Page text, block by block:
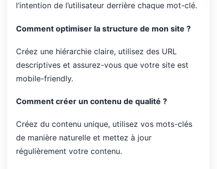
l’intention de l’utilisateur derrière chaque mot-clé.
Comment optimiser la structure de mon site ?
Créez une hiérarchie claire, utilisez des URL
descriptives et assurez-vous que votre site est
mobile-friendly.
Comment créer un contenu de qualité ?
Créez du contenu unique, utilisez vos mots-clés
de manière naturelle et mettez à jour
régulièrement votre contenu.